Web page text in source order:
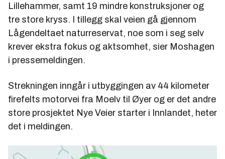
Lillehammer, samt 19 mindre konstruksjoner og
tre store kryss. I tillegg skal veien gå gjennom
Lågendeltaet naturreservat, noe som i seg selv
krever ekstra fokus og aktsomhet, sier Moshagen
i pressemeldingen.
Strekningen inngår i utbyggingen av 44 kilometer
firefelts motorvei fra Moelv til Øyer og er det andre
store prosjektet Nye Veier starter i Innlandet, heter
det i meldingen.